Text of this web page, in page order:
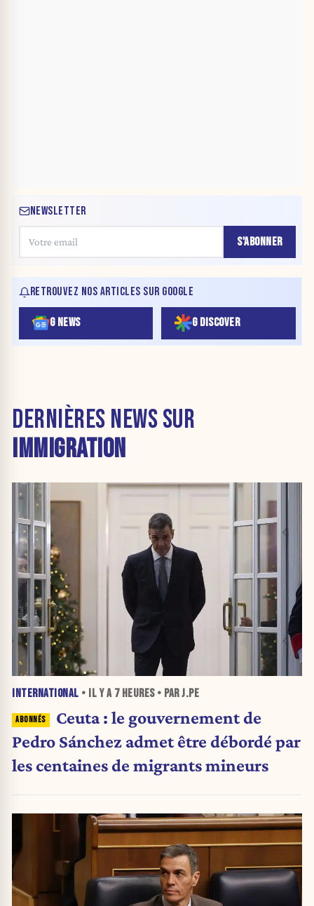
NEWSLETTER
S'ABONNER
RETROUVEZ NOS ARTICLES SUR GOOGLE
G NEWS G DISCOVER
DERNIÈRES NEWS SUR
IMMIGRATION
INTERNATIONAL • IL Y A 7 HEURES• PAR J.PE
Ceuta : le gouvernement de
Pedro Sánchez admet être débordé par
les centaines de migrants mineurs